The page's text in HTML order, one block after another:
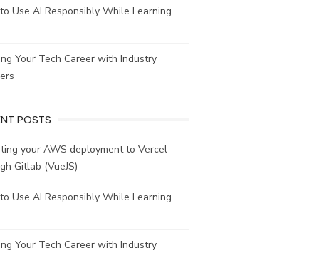
Use AI Responsibly While Learning
Your Tech Career with Industry
POSTS
your AWS deployment to Vercel
Gitlab (VueJS)
Use AI Responsibly While Learning
Your Tech Career with Industry